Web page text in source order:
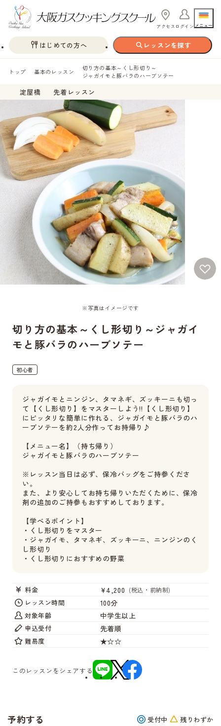
アクセス ログイン メニュー
はじめての方へ レッスンを探す
トップ 基本のレッスン
切り方の基本～くし形切り～
ジャガイモと豚バラのハーブソテー
淀屋橋 先着レッスン
※写真はイメージです
切り方の基本～くし形切り～ジャガイ
モと豚バラのハーブソテー
初心者
ジャガイモとニンジン、タマネギ、ズッキーニも切っ
て【くし形切り】をマスターしよう!!【くし形切り】
にピッタリな簡単に作れる、ジャガイモと豚バラのハ
ーブソテーを約2人分作ってお持帰り♪
【メニュー名】（持ち帰り）
ジャガイモと豚バラのハーブソテー
※レッスン当日は必ず、保冷バッグをご持参くださ
い。
また、より安心してお持ち帰りいただくために、保冷
剤の追加のご持参もおすすめしております。
【学べるポイント】
・くし形切りをマスター
・ジャガイモ、タマネギ、ズッキーニ、ニンジンのく
し形切り
・くし形切りにおすすめの野菜
料金 ¥4,200 (税込・前納制)
レッスン時間 100分
対象年齢 中学生以上
申込受付 先着順
難易度 ★☆☆
このレッスンをシェアする
予約する 受付中 残りわずか